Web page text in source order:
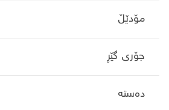
مۆدێڵ
جۆری گێڕ
دەستە